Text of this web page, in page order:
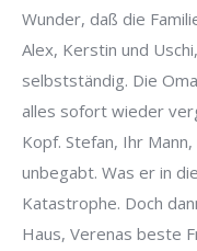
Wunder, daß die
Alex, Kerstin und
selbstständig. Die
alles sofort wieder
Kopf. Stefan, Ihr
unbegabt. Was er in
Katastrophe. Doch
Haus, Verenas beste